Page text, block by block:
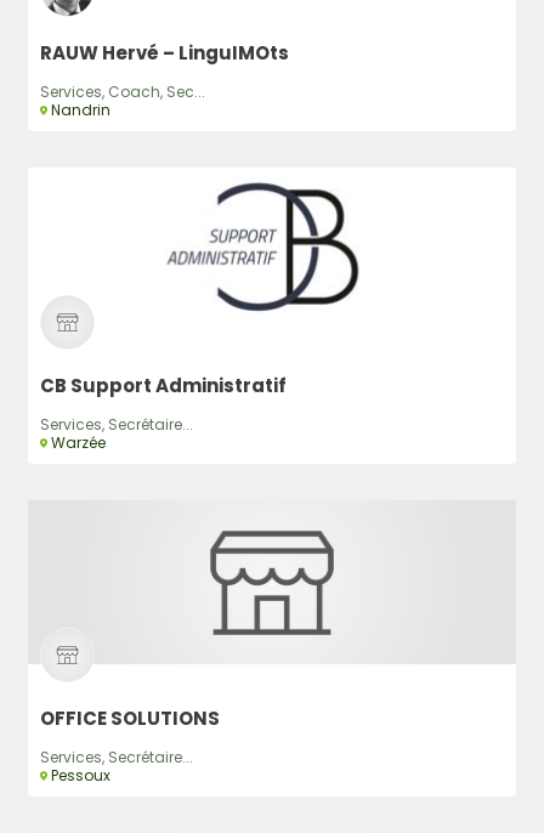
RAUW Hervé – LinguIMOts
Services, Coach, Sec...
Nandrin
CB Support Administratif
Services, Secrétaire...
Warzée
OFFICE SOLUTIONS
Services, Secrétaire...
Pessoux